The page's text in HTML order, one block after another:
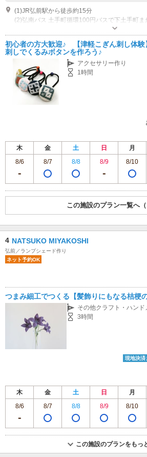
(1)JR弘前駅から徒歩約15分
営業時間：9:00-18:30 休業日：毎週日曜日
初心者の方大歓迎♪ 【津軽こぎん刺し体験
刺しでくるみボタンを作ろう♪
アクセサリー作り
1時間
木 金 土 日 月
8/6
8/7 8/8 8/9 8/10
この施設のプラン一覧へ（
4 NATSUKO MIYAKOSHI
弘前／ランプシェード作り
ネット予約OK
つまみ細工でつくる【髪飾りにもなる桔梗
その他クラフト・ハン
3時間
現地決済
木 金 土 日 月
8/6
8/7 8/8 8/9 8/10
この施設のプランをもっ